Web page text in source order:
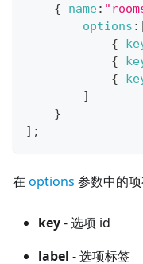
{
name:
options :
{
{
{
]
}
] ;
在 options 参数中的
key- 选项 id
label - 选项标签